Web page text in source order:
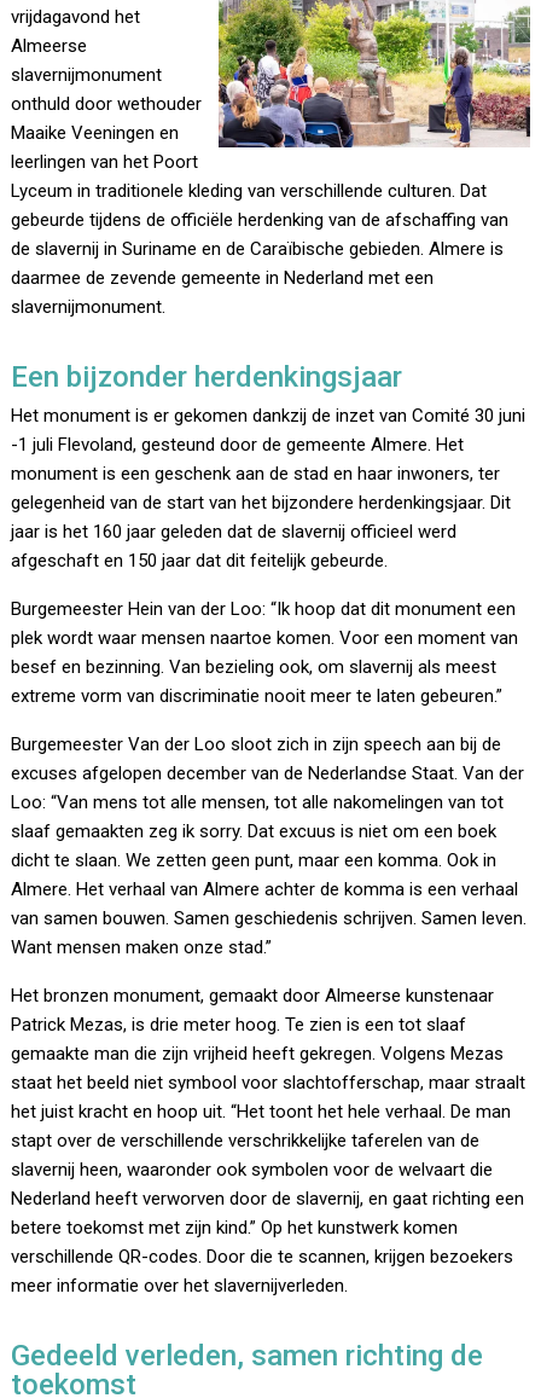
vrijdagavond het
Almeerse
slavernijmonument
onthuld door wethouder
Maaike Veeningen en
leerlingen van het Poort
Lyceum in traditionele kleding van verschillende culturen. Dat
gebeurde tijdens de officiële herdenking van de afschaffing van
de slavernij in Suriname en de Caraïbische gebieden. Almere is
daarmee de zevende gemeente in Nederland met een
slavernijmonument.
Een bijzonder herdenkingsjaar
Het monument is er gekomen dankzij de inzet van Comité 30 juni
-1 juli Flevoland, gesteund door de gemeente Almere. Het
monument is een geschenk aan de stad en haar inwoners, ter
gelegenheid van de start van het bijzondere herdenkingsjaar. Dit
jaar is het 160 jaar geleden dat de slavernij officieel werd
afgeschaft en 150 jaar dat dit feitelijk gebeurde.
Burgemeester Hein van der Loo: “Ik hoop dat dit monument een
plek wordt waar mensen naartoe komen. Voor een moment van
besef en bezinning. Van bezieling ook, om slavernij als meest
extreme vorm van discriminatie nooit meer te laten gebeuren.”
Burgemeester Van der Loo sloot zich in zijn speech aan bij de
excuses afgelopen december van de Nederlandse Staat. Van der
Loo: “Van mens tot alle mensen, tot alle nakomelingen van tot
slaaf gemaakten zeg ik sorry. Dat excuus is niet om een boek
dicht te slaan. We zetten geen punt, maar een komma. Ook in
Almere. Het verhaal van Almere achter de komma is een verhaal
van samen bouwen. Samen geschiedenis schrijven. Samen leven.
Want mensen maken onze stad.”
Het bronzen monument, gemaakt door Almeerse kunstenaar
Patrick Mezas, is drie meter hoog. Te zien is een tot slaaf
gemaakte man die zijn vrijheid heeft gekregen. Volgens Mezas
staat het beeld niet symbool voor slachtofferschap, maar straalt
het juist kracht en hoop uit. “Het toont het hele verhaal. De man
stapt over de verschillende verschrikkelijke taferelen van de
slavernij heen, waaronder ook symbolen voor de welvaart die
Nederland heeft verworven door de slavernij, en gaat richting een
betere toekomst met zijn kind.” Op het kunstwerk komen
verschillende QR-codes. Door die te scannen, krijgen bezoekers
meer informatie over het slavernijverleden.
Gedeeld verleden, samen richting de
toekomst